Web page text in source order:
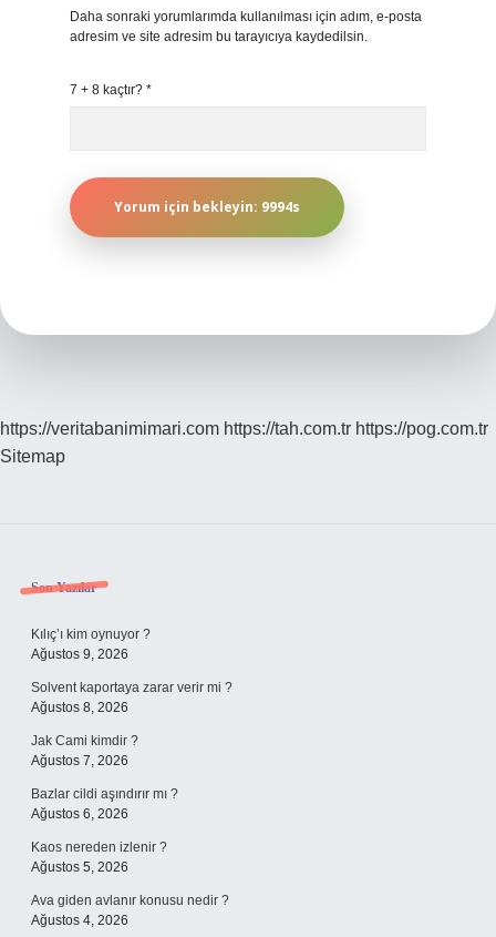
Daha sonraki yorumlarımda kullanılması için adım, e-posta
adresim ve site adresim bu tarayıcıya kaydedilsin.
7 + 8 kaçtır? *
https://veritabanimimari.com https://tah.com.tr https://pog.com.tr
Sitemap
Sidebar
Son Yazılar
Kılıç’ı kim oynuyor ?
Ağustos 9, 2026
Solvent kaportaya zarar verir mi ?
Ağustos 8, 2026
Jak Cami kimdir ?
Ağustos 7, 2026
Bazlar cildi aşındırır mı ?
Ağustos 6, 2026
Kaos nereden izlenir ?
Ağustos 5, 2026
Ava giden avlanır konusu nedir ?
Ağustos 4, 2026